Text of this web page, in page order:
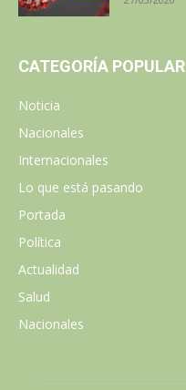
CATEGORÍA POPULAR
Noticia
Nacionales
Internacionales
Lo que está pasando
Portada
Política
Actualidad
Salud
Nacionales